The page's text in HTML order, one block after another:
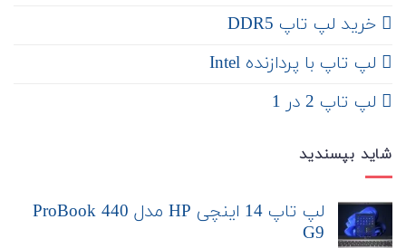
خرید لپ تاپ DDR5
لپ تاپ با پردازنده Intel
لپ تاپ 2 در 1
شاید بپسندید
لپ تاپ 14 اینچی HP مدل ProBook 440
G9